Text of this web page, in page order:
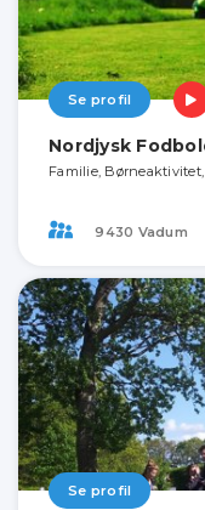
Se profil
Nordjysk
Familie,
9430 Vadum
Se profil